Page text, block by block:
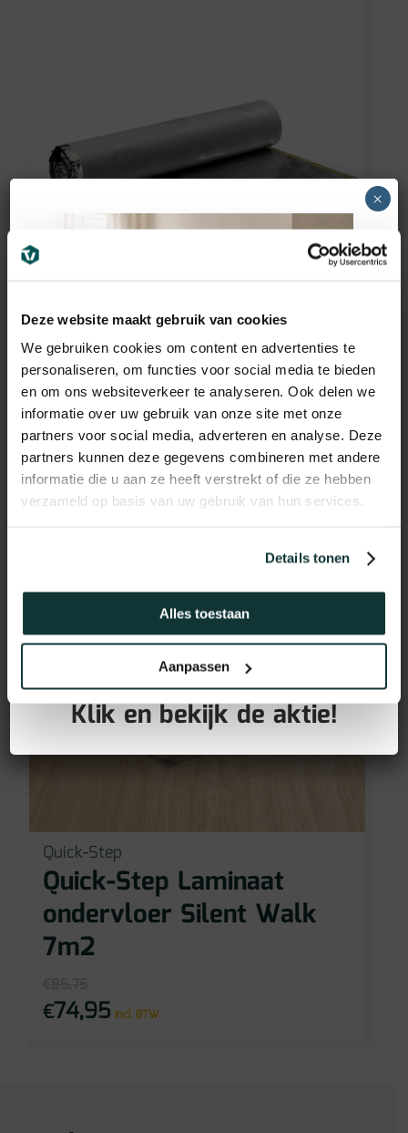
Deze website maakt gebruik van cookies
We gebruiken cookies om content en advertenties te
personaliseren, om functies voor social media te bieden
en om ons websiteverkeer te analyseren. Ook delen we
informatie over uw gebruik van onze site met onze
partners voor social media, adverteren en analyse. Deze
partners kunnen deze gegevens combineren met andere
informatie die u aan ze heeft verstrekt of die ze hebben
verzameld op basis van uw gebruik van hun services.
Details tonen
Alles toestaan
Aanpassen
Quick-Step
Quick-Step Laminaat
ondervloer Basic Plus
15m2
€59,25 incl BTW
Quick-Step
Quick-Step Laminaat
ondervloer Silent Walk
7m2
Oorspronkelijke
€74,95Huidige
incl BTW
GRATIS PLINTEN bij aankoop
van jouw vloer!
Klik en bekijk de aktie!
×